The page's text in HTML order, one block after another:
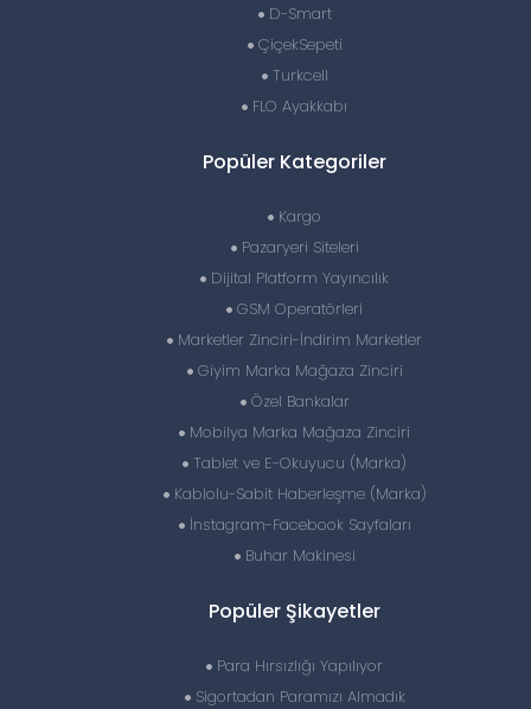
D-Smart
ÇiçekSepeti
Turkcell
FLO Ayakkabı
Popüler Kategoriler
Kargo
Pazaryeri Siteleri
Dijital Platform Yayıncılık
GSM Operatörleri
Marketler Zinciri-İndirim Marketler
Giyim Marka Mağaza Zinciri
Özel Bankalar
Mobilya Marka Mağaza Zinciri
Tablet ve E-Okuyucu (Marka)
Kablolu-Sabit Haberleşme (Marka)
İnstagram-Facebook Sayfaları
Buhar Makinesi
Popüler Şikayetler
Para Hırsızlığı Yapılıyor
Sigortadan Paramızı Almadık